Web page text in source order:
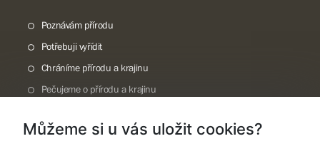
Poznávám přírodu
Potřebuji vyřídit
Chráníme přírodu a krajinu
Pečujeme o přírodu a krajinu
O nás
Můžeme si u vás uložit cookies?